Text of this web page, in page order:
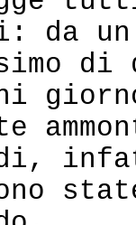
da